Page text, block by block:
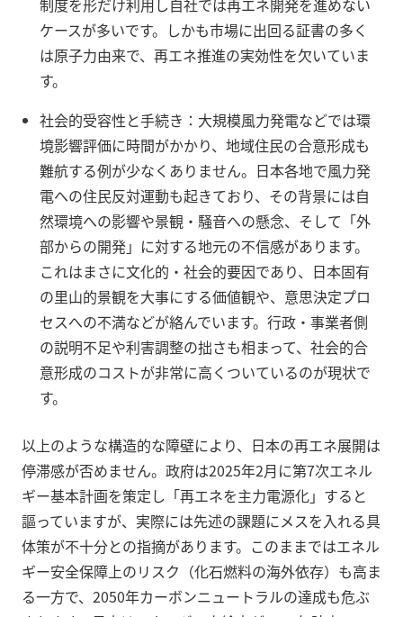
制度を形だけ利用し自社では再エネ開発を進めない
ケースが多いです。しかも市場に出回る証書の多く
は原子力由来で、再エネ推進の実効性を欠いていま
す。
社会的受容性と手続き：大規模風力発電などでは環
境影響評価に時間がかかり、地域住民の合意形成も
難航する例が少なくありません。日本各地で風力発
電への住民反対運動も起きており、その背景には自
然環境への影響や景観・騒音への懸念、そして「外
部からの開発」に対する地元の不信感があります。
これはまさに文化的・社会的要因であり、日本固有
の里山的景観を大事にする価値観や、意思決定プロ
セスへの不満などが絡んでいます。行政・事業者側
の説明不足や利害調整の拙さも相まって、社会的合
意形成のコストが非常に高くついているのが現状で
す。
以上のような構造的な障壁により、日本の再エネ展開は
停滞感が否めません。政府は2025年2月に第7次エネル
ギー基本計画を策定し「再エネを主力電源化」すると
謳っていますが、実際には先述の課題にメスを入れる具
体策が不十分との指摘があります。このままではエネル
ギー安全保障上のリスク（化石燃料の海外依存）も高ま
る一方で、2050年カーボンニュートラルの達成も危ぶ